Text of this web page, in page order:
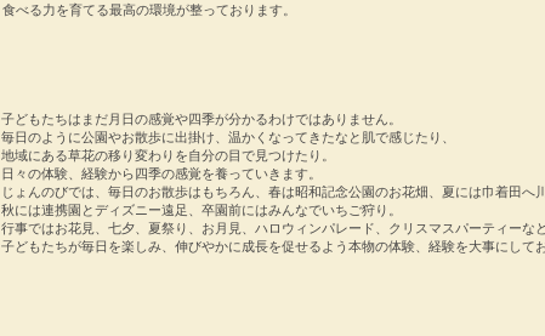
食べる力を育てる最高の環境が整っております
子どもたちはまだ月日の感覚や四季が分かるわけではありません。
毎日のように公園やお散歩に出掛け、温かくなってきたなと肌で感じたり、
地域にある草花の移り変わりを自分の目で見つけたり。
日々の体験、経験から四季の感覚を養っていきます。
じょんのびでは、毎日のお散歩はもちろん、春は昭和記念公園のお花畑、夏には巾着田へ川
秋には連携園とディズニー遠足、卒園前にはみんなでいちご狩り。
行事ではお花見、七夕、夏祭り、お月見、ハロウィンパレード、クリスマスパーティーなど
子どもたちが毎日を楽しみ、伸びやかに成長を促せるよう本物の体験、経験を大事にして